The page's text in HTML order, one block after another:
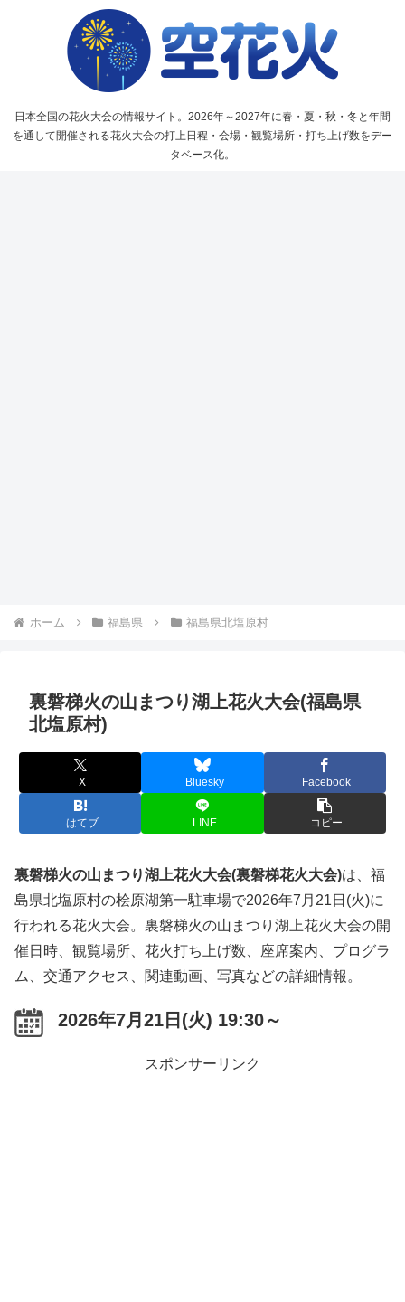
日本全国の花火大会の情報サイト。2026年～2027年に春・夏・秋・冬と年間
を通して開催される花火大会の打上日程・会場・観覧場所・打ち上げ数をデー
タベース化。
ホーム 福島県 福島県北塩原村
裏磐梯火の山まつり湖上花火大会(福島県
北塩原村)
X Bluesky Facebook
はてブ LINE コピー
裏磐梯火の山まつり湖上花火大会(裏磐梯花火大会)は、福
島県北塩原村の桧原湖第一駐車場で2026年7月21日(火)に
行われる花火大会。裏磐梯火の山まつり湖上花火大会の開
催日時、観覧場所、花火打ち上げ数、座席案内、プログラ
ム、交通アクセス、関連動画、写真などの詳細情報。
2026年7月21日(火) 19:30～
スポンサーリンク